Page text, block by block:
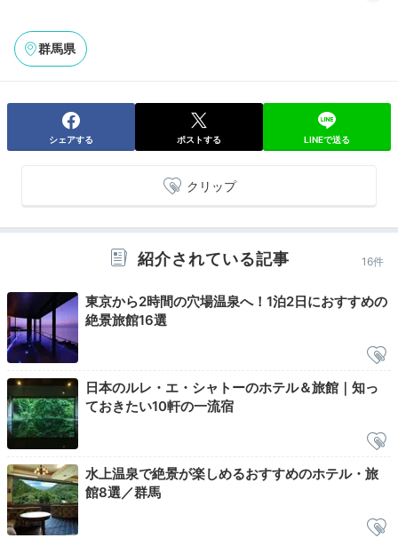
Onsen
客室露天風呂で
爽やかな朝のひと時を
露天風呂付和洋室
朝食前に客室露天風呂で気分をリフレッシュ。温泉で体
を目覚めさせ、爽やかに一日を始めましょう。イギリス
のラグジュアリーブランド「モルトンブラウン」のアメ
ニティが、優雅な朝を彩ります。
群馬県
シェアする ポストする LINEで送る
クリップ
紹介されている記事 16件
東京から2時間の穴場温泉へ！1泊2日におすすめの
絶景旅館16選
日本のルレ・エ・シャトーのホテル＆旅館｜知っ
ておきたい10軒の一流宿
水上温泉で絶景が楽しめるおすすめのホテル・旅
館8選／群馬